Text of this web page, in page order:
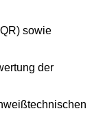
sowie
der